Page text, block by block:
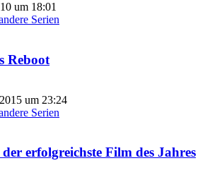
um 18:01
Serien
Reboot
um 23:24
Serien
erfolgreichste Film des Jahres